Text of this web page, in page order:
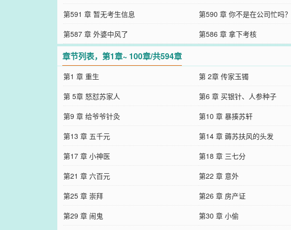
第591 章 暂无考生信息
第590 章 你不是在公司忙吗？
第587 章 外婆中风了
第586 章 拿下考核
章节列表，第1章~ 100章/共594章
第1 章 重生 第 2章 传家玉镯
第 5章 怒怼苏家人
第6 章 买银针、人参种子
第9 章 给爷爷针灸
第10 章 暴揍苏轩
第13 章 五千元
第14 章 薅苏扶风的头发
第17 章 小神医
第18 章 三七分
第21 章 六百元
第22 章 意外
第25 章 崇拜
第26 章 房产证
第29 章 闹鬼
第30 章 小偷